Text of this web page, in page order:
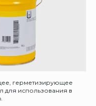
герметизирующее
для использования в